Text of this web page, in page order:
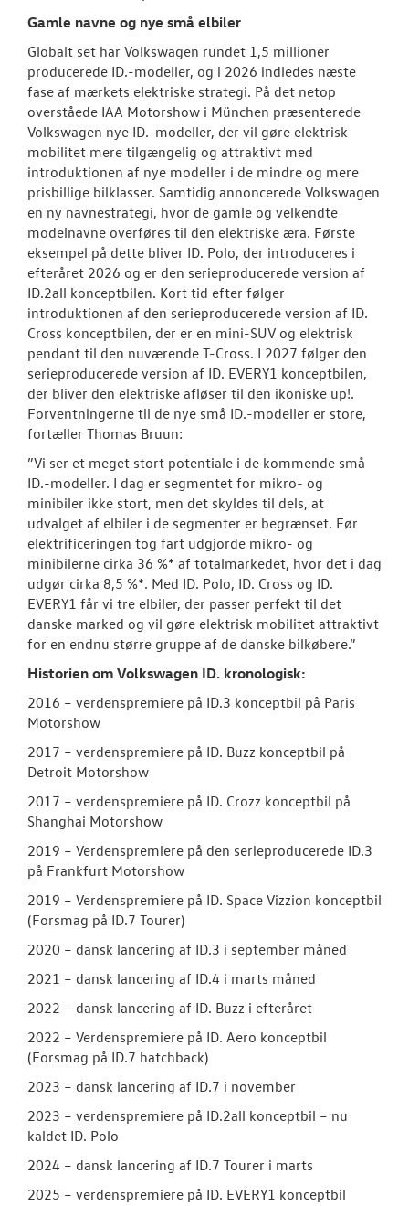
Gamle navne og nye små elbiler
Globalt set har Volkswagen rundet 1,5 millioner
producerede ID.-modeller, og i 2026 indledes næste
fase af mærkets elektriske strategi. På det netop
overståede IAA Motorshow i München præsenterede
Volkswagen nye ID.-modeller, der vil gøre elektrisk
mobilitet mere tilgængelig og attraktivt med
introduktionen af nye modeller i de mindre og mere
prisbillige bilklasser. Samtidig annoncerede Volkswagen
en ny navnestrategi, hvor de gamle og velkendte
modelnavne overføres til den elektriske æra. Første
eksempel på dette bliver ID. Polo, der introduceres i
efteråret 2026 og er den serieproducerede version af
ID.2all konceptbilen. Kort tid efter følger
introduktionen af den serieproducerede version af ID.
Cross konceptbilen, der er en mini-SUV og elektrisk
pendant til den nuværende T-Cross. I 2027 følger den
serieproducerede version af ID. EVERY1 konceptbilen,
der bliver den elektriske afløser til den ikoniske up!.
Forventningerne til de nye små ID.-modeller er store,
fortæller Thomas Bruun:
”Vi ser et meget stort potentiale i de kommende små
ID.-modeller. I dag er segmentet for mikro- og
minibiler ikke stort, men det skyldes til dels, at
udvalget af elbiler i de segmenter er begrænset. Før
elektrificeringen tog fart udgjorde mikro- og
minibilerne cirka 36 %* af totalmarkedet, hvor det i dag
udgør cirka 8,5 %*. Med ID. Polo, ID. Cross og ID.
EVERY1 får vi tre elbiler, der passer perfekt til det
danske marked og vil gøre elektrisk mobilitet attraktivt
for en endnu større gruppe af de danske bilkøbere.”
Historien om Volkswagen ID. kronologisk:
2016 – verdenspremiere på ID.3 konceptbil på Paris
Motorshow
2017 – verdenspremiere på ID. Buzz konceptbil på
Detroit Motorshow
2017 – verdenspremiere på ID. Crozz konceptbil på
Shanghai Motorshow
2019 – Verdenspremiere på den serieproducerede ID.3
på Frankfurt Motorshow
2019 – Verdenspremiere på ID. Space Vizzion konceptbil
(Forsmag på ID.7 Tourer)
2020 – dansk lancering af ID.3 i september måned
2021 – dansk lancering af ID.4 i marts måned
2022 – dansk lancering af ID. Buzz i efteråret
2022 – Verdenspremiere på ID. Aero konceptbil
(Forsmag på ID.7 hatchback)
2023 – dansk lancering af ID.7 i november
2023 – verdenspremiere på ID.2all konceptbil – nu
kaldet ID. Polo
2024 – dansk lancering af ID.7 Tourer i marts
2025 – verdenspremiere på ID. EVERY1 konceptbil